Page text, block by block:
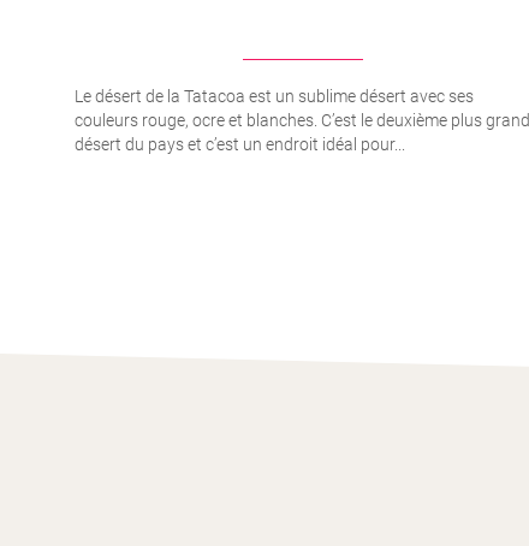
Le désert de la Tatacoa est un sublime désert avec ses
couleurs rouge, ocre et blanches. C’est le deuxième plus grand
désert du pays et c’est un endroit idéal pour...